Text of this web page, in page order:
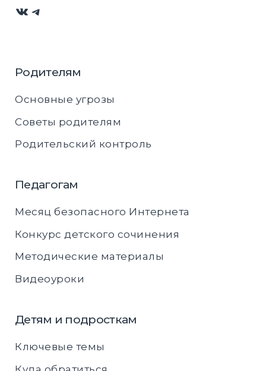
ВКонтакте
Telegram
Родителям
Основные угрозы
Советы родителям
Родительский контроль
Педагогам
Месяц безопасного Интернета
Конкурс детского сочинения
Методические материалы
Видеоуроки
Детям и подросткам
Ключевые темы